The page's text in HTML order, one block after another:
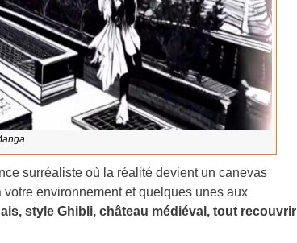
surréaliste où la réalité devient un canevas
environnement et quelques unes aux
style Ghibli, château médiéval, tout recouvrir